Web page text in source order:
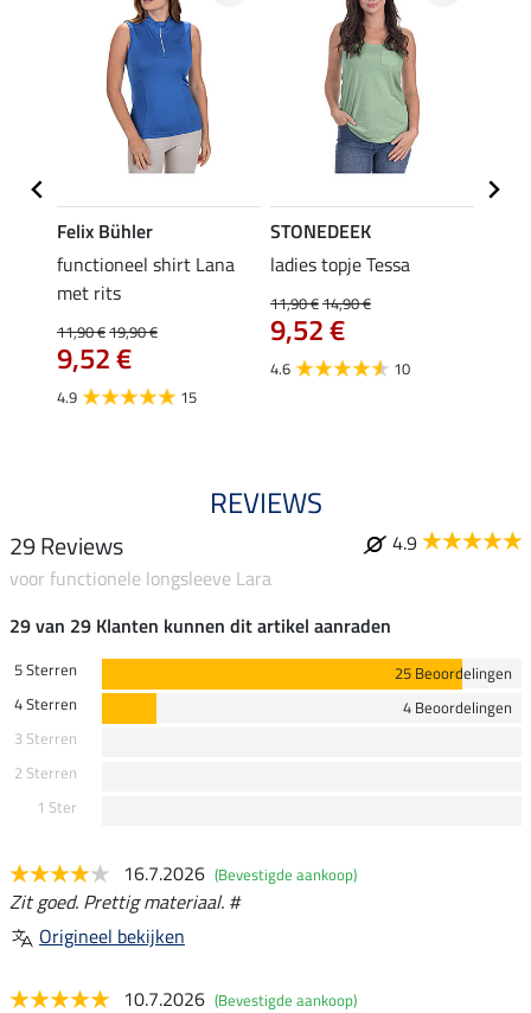
Felix Bühler
functioneel shirt Lana
met rits
11,90 €19,90 €
9,52 €
4.9 15
STONEDEEK
ladies topje Tessa
11,90 €14,90 €
9,52 €
4.6 10
REVIEWS
29 Reviews
4.9
voor functionele longsleeve Lara
29 van 29 Klanten kunnen dit artikel aanraden
5 Sterren
25 Beoordelingen
4 Sterren
4 Beoordelingen
3 Sterren
2 Sterren
1 Ster
16.7.2026 (Bevestigde aankoop)
Zit goed. Prettig materiaal. #
Origineel bekijken
10.7.2026 (Bevestigde aankoop)